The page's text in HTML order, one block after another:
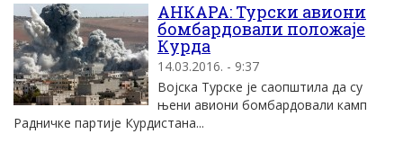
АНКАРА: Турски авиони
бомбардовали положаје
Курда
14.03.2016. - 9:37
Војска Турске је саопштила да су
њени авиони бомбардовали камп
Радничке партије Курдистана...